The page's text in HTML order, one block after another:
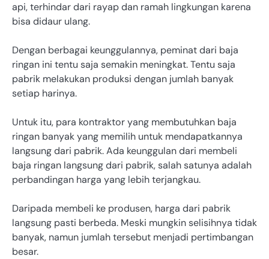
api, terhindar dari rayap dan ramah lingkungan karena
bisa didaur ulang.
Dengan berbagai keunggulannya, peminat dari baja
ringan ini tentu saja semakin meningkat. Tentu saja
pabrik melakukan produksi dengan jumlah banyak
setiap harinya.
Untuk itu, para kontraktor yang membutuhkan baja
ringan banyak yang memilih untuk mendapatkannya
langsung dari pabrik. Ada keunggulan dari membeli
baja ringan langsung dari pabrik, salah satunya adalah
perbandingan harga yang lebih terjangkau.
Daripada membeli ke produsen, harga dari pabrik
langsung pasti berbeda. Meski mungkin selisihnya tidak
banyak, namun jumlah tersebut menjadi pertimbangan
besar.